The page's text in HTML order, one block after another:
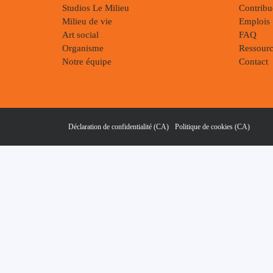
Studios Le Milieu
Milieu de vie
Art social
Organisme
Notre équipe
Emplois
FAQ
Contact
Déclaration de confidentialité (CA) Politique de cookies (CA)